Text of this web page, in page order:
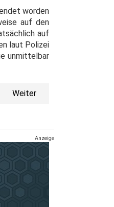
worden
auf den
auf
laut Polizei
unmittelbar
Weiter
Anzeige